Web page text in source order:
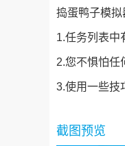
捣蛋鸭子模拟
1.任务列表中
2.您不惧怕任
3.使用一些技
截图预览